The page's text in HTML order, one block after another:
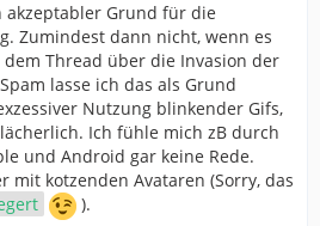
Grund für die
Zumindest dann nicht, wenn es
Thread über die Invasion der
lasse ich das als Grund
Nutzung blinkender Gifs,
Ich fühle mich zB durch
und Android gar keine Rede.
mit kotzenden Avataren (Sorry, das
).